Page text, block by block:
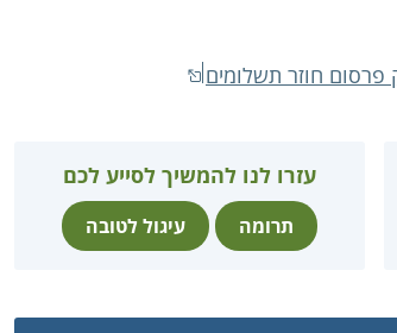
פרסום חוזר תשלומים
עזרו לנו להמשיך לסייע לכם
תרומה עיגול לטובה